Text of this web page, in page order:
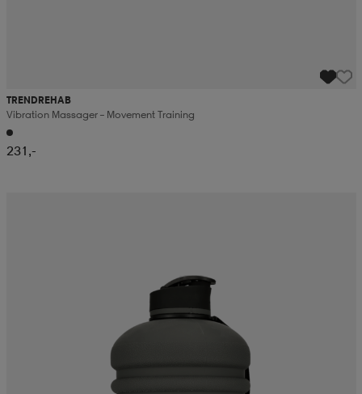
TRENDREHAB
Vibration Massager – Movement Training
231,-